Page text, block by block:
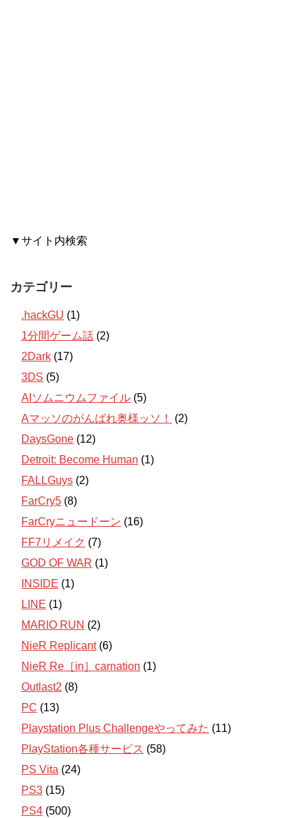
▼サイト内検索
カテゴリー
.hackGU (1)
1分間ゲーム話 (2)
2Dark (17)
3DS (5)
AIソムニウムファイル (5)
Aマッソのがんばれ奥様ッソ！
(2)
DaysGone (12)
Detroit: Become Human (1)
FALLGuys (2)
FarCry5 (8)
FarCryニュードーン (16)
FF7リメイク (7)
GOD OF WAR (1)
INSIDE (1)
LINE (1)
MARIO RUN (2)
NieR Replicant(6)
NieR Re［in］carnation (1)
Outlast2 (8)
PC (13)
Playstation Plus Challengeやってみた (11)
PlayStation各種サービス (58)
PS Vita (24)
PS3 (15)
PS4 (500)